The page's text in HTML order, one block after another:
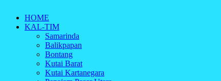
HOME
KAL-TIM
Samarinda
Balikpapan
Bontang
Kutai Barat
Kutai Kartanegara